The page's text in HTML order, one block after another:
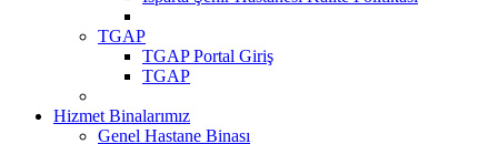
TGAP
TGAP Portal Giriş
TGAP
Hizmet Binalarımız
Genel Hastane Binası